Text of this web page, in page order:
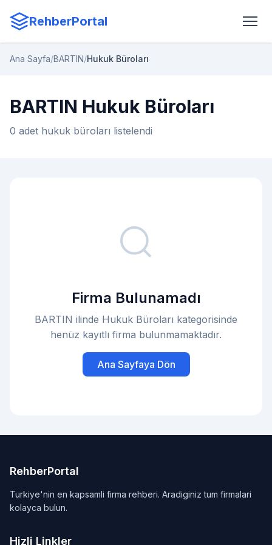
RehberPortal
Ana Sayfa/BARTIN/Hukuk Büroları
BARTIN Hukuk Büroları
0 adet hukuk büroları listelendi
Firma Bulunamadı
BARTIN ilinde Hukuk Büroları kategorisinde
henüz kayıtlı firma bulunmamaktadır.
Ana Sayfaya Dön
RehberPortal
Turkiye'nin en kapsamli firma rehberi. Aradiginiz tum firmalari
kolayca bulun.
Hizli Linkler